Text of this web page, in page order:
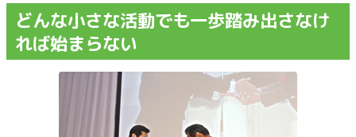
どんな小さな活動でも一歩踏み出さなけ
れば始まらない